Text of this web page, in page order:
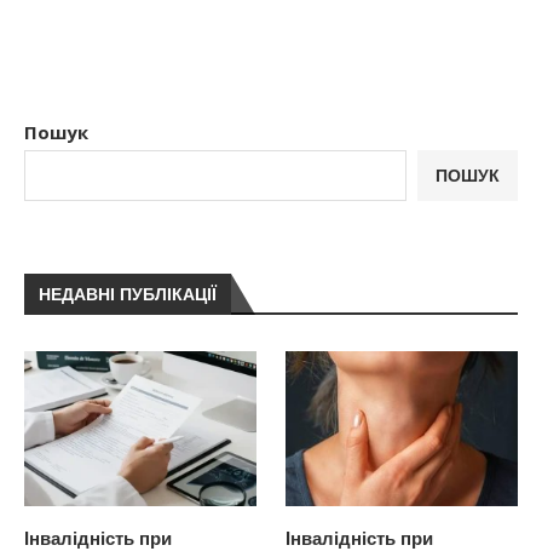
Пошук
ПОШУК
НЕДАВНІ ПУБЛІКАЦІЇ
Інвалідність при
Інвалідність при